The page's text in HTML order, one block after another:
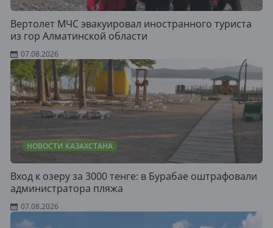
Вертолет МЧС эвакуировал иностранного туриста
из гор Алматинской области
07.08.2026
НОВОСТИ КАЗАХСТАНА
Вход к озеру за 3000 тенге: в Бурабае оштрафовали
администратора пляжа
07.08.2026